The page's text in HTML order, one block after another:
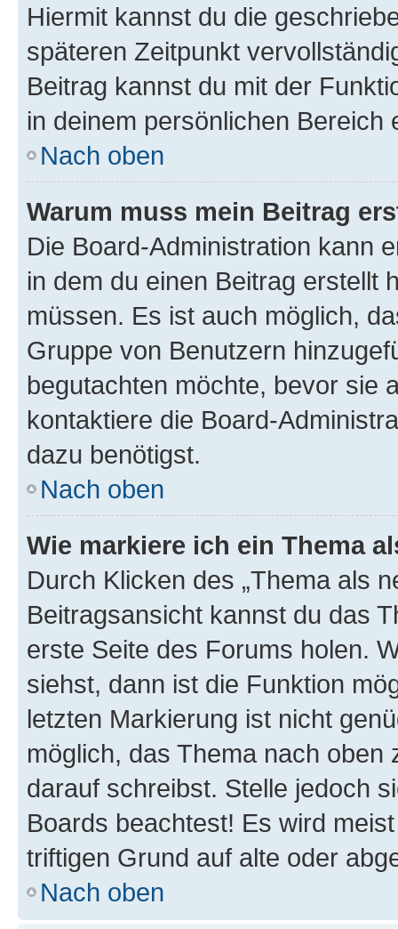
Hiermit kannst du die
späteren Zeitpunkt
Beitrag kannst du mit der
in deinem persönlichen Bereich
Nach oben
Warum muss mein Beitrag
Die Board-Administration kann
in dem du einen Beitrag erstellt
müssen. Es ist auch möglich,
Gruppe von Benutzern
begutachten möchte, bevor sie
kontaktiere die Board-
dazu benötigst.
Nach oben
Wie markiere ich ein Thema
Durch Klicken des „Thema als
Beitragsansicht kannst du das
erste Seite des Forums holen.
siehst, dann ist die Funktion
letzten Markierung ist nicht
möglich, das Thema nach oben
darauf schreibst. Stelle jedoch
Boards beachtest! Es wird
triftigen Grund auf alte oder
Nach oben